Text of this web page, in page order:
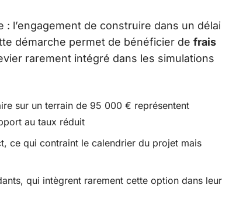
l’engagement de construire dans un délai
démarche permet de bénéficier de frais
rarement intégré dans les simulations
sur un terrain de 95 000 € représentent
au taux réduit
ce qui contraint le calendrier du projet mais
qui intègrent rarement cette option dans leur